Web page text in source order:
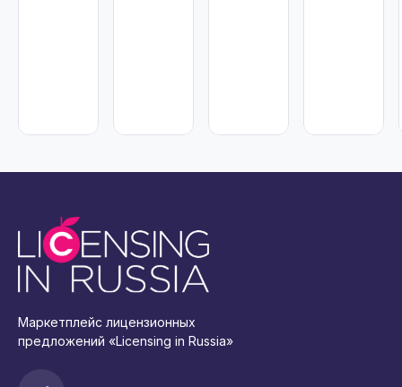
Маркетплейс лицензионных
предложений «Licensing in Russia»